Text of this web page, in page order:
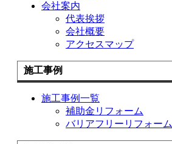
会社案内
代表挨拶
会社概要
アクセスマップ
施工事例
施工事例一覧
補助金リフォーム
バリアフリーリフォーム